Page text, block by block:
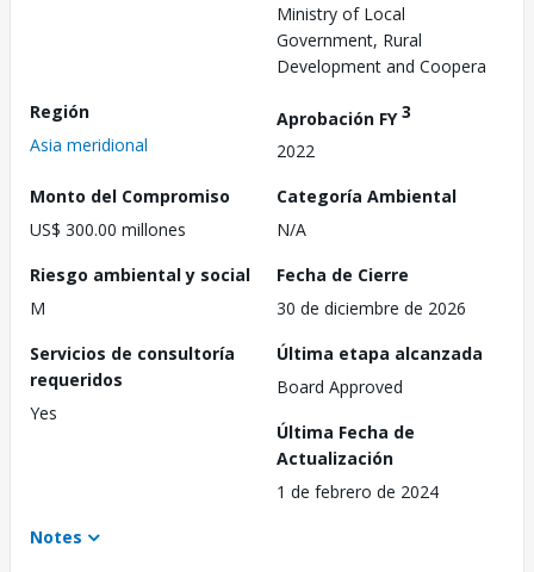
Ministry of Local
Government, Rural
Development and Coopera
Región
Asia meridional
Aprobación FY3
2022
Monto del Compromiso
US$ 300.00 millones
Categoría Ambiental
N/A
Riesgo ambiental y social
M
Fecha de Cierre
30 de diciembre de 2026
Servicios de consultoría
requeridos
Yes
Última etapa alcanzada
Board Approved
Última Fecha de
Actualización
1 de febrero de 2024
Notes